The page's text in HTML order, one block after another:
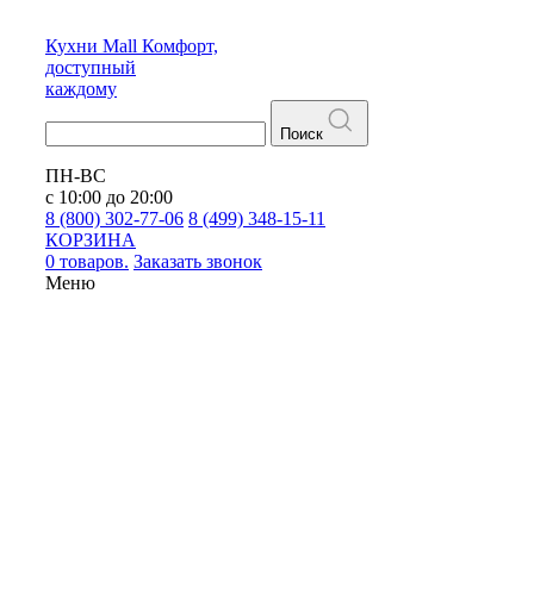
Кухни Mall Комфорт,
доступный
каждому
Поиск
ПН-ВС
с 10:00 до 20:00
8 (800) 302-77-06 8 (499) 348-15-11
КОРЗИНА
0 товаров. Заказать звонок
Меню